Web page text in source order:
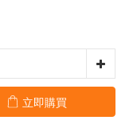
立即購買